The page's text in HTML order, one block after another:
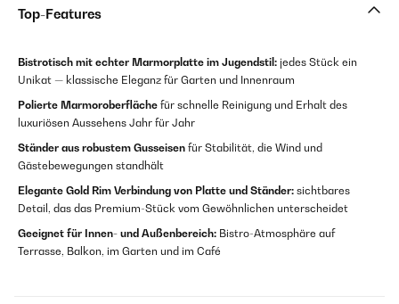
Top-Features
Bistrotisch mit echter Marmorplatte im Jugendstil: jedes Stück ein
Unikat — klassische Eleganz für Garten und Innenraum
Polierte Marmoroberfläche für schnelle Reinigung und Erhalt des
luxuriösen Aussehens Jahr für Jahr
Ständer aus robustem Gusseisen für Stabilität, die Wind und
Gästebewegungen standhält
Elegante Gold Rim Verbindung von Platte und Ständer: sichtbares
Detail, das das Premium-Stück vom Gewöhnlichen unterscheidet
Geeignet für Innen- und Außenbereich: Bistro-Atmosphäre auf
Terrasse, Balkon, im Garten und im Café